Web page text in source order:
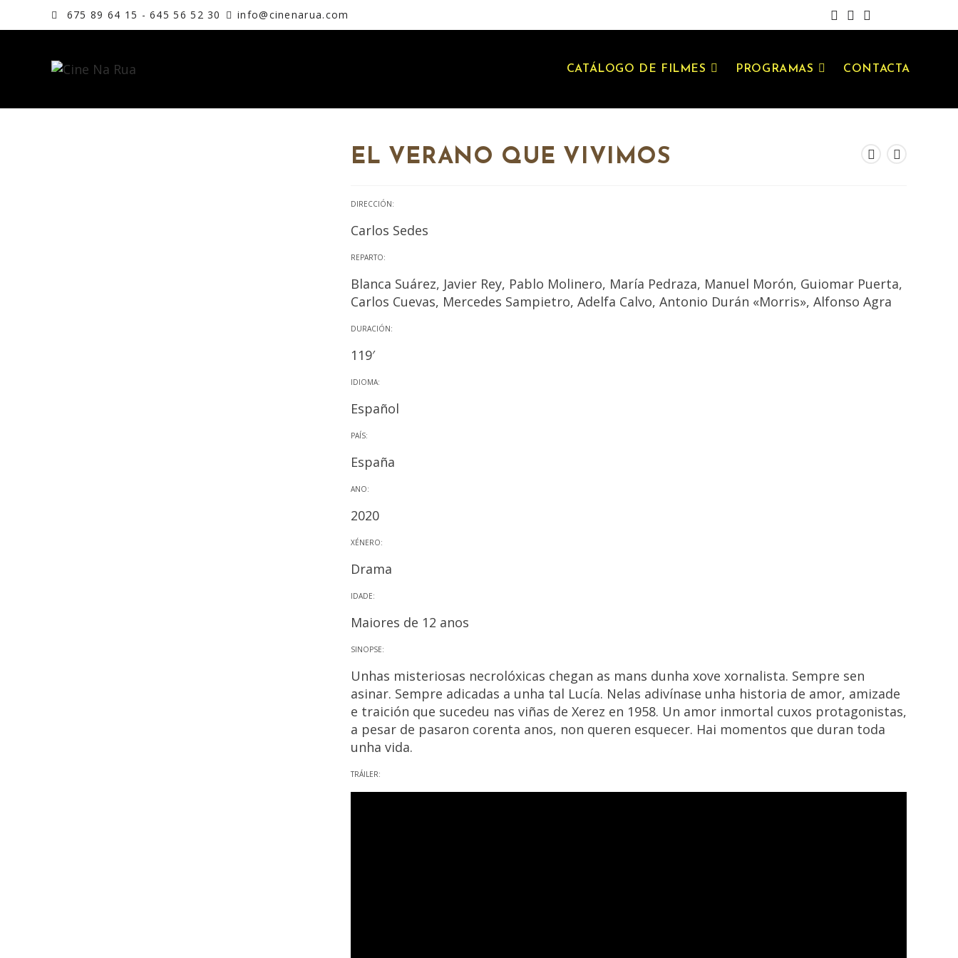
675 89 64 15 - 645 56 52 30 info@cinenarua.com
CATÁLOGO DE FILMES PROGRAMAS CONTACTA
EL VERANO QUE VIVIMOS
DIRECCIÓN:
Carlos Sedes
REPARTO:
Blanca Suárez, Javier Rey, Pablo Molinero, María Pedraza, Manuel Morón, Guiomar Puerta,
Carlos Cuevas, Mercedes Sampietro, Adelfa Calvo, Antonio Durán «Morris», Alfonso Agra
DURACIÓN:
119′
IDIOMA:
Español
PAÍS:
España
ANO:
2020
XÉNERO:
Drama
IDADE:
Maiores de 12 anos
SINOPSE:
Unhas misteriosas necrolóxicas chegan as mans dunha xove xornalista. Sempre sen
asinar. Sempre adicadas a unha tal Lucía. Nelas adivínase unha historia de amor, amizade
e traición que sucedeu nas viñas de Xerez en 1958. Un amor inmortal cuxos protagonistas,
a pesar de pasaron corenta anos, non queren esquecer. Hai momentos que duran toda
unha vida.
TRÁILER: